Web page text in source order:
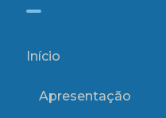
Início
Apresentação